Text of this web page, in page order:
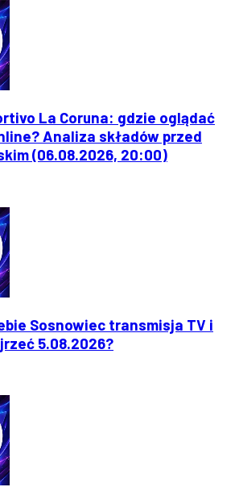
La Coruna: gdzie oglądać
Analiza składów przed
(06.08.2026, 20:00)
Sosnowiec transmisja TV i
5.08.2026?